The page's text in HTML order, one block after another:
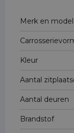
Merk en model
Kleur
Aantal
Aantal deuren
Brandstof